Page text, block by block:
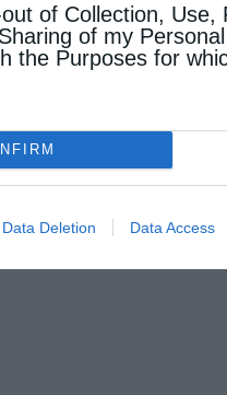
of Collection, Use,
of my
the Purposes for
Data Deletion Data Access